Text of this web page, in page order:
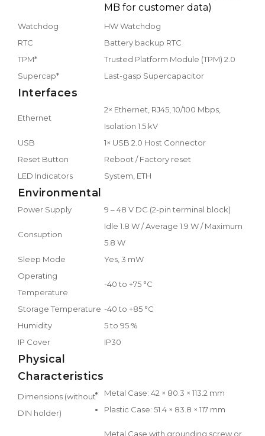
MB for customer data)
Watchdog
HW Watchdog
RTC
Battery backup RTC
TPM*
Trusted Platform Module (TPM) 2.0
Supercap*
Last-gasp Supercapacitor
Interfaces
Ethernet
2× Ethernet, RJ45, 10/100 Mbps,
Isolation 1.5 kV
USB
1× USB 2.0 Host Connector
Reset Button
Reboot / Factory reset
LED Indicators
System, ETH
Environmental
Power Supply 9 – 48 V DC (2-pin terminal block)
Consuption
Idle 1.8 W / Average 1.9 W / Maximum
5.8 W
Sleep Mode
Yes, 3 mW
Operating
Temperature
-40 to +75 °C
Storage Temperature -40 to +85 °C
Humidity
5 to 95 %
IP Cover
IP30
Physical
Characteristics
Dimensions (without
DIN holder)
Metal Case: 42 × 80.3 × 113.2 mm
Plastic Case: 51.4 × 83.8 × 117 mm
Metal Case with grounding screw or